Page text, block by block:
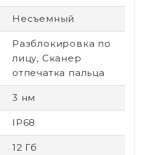
Несъемный
Разблокировка по
лицу, Сканер
отпечатка пальца
3 нм
IP68
12 Гб